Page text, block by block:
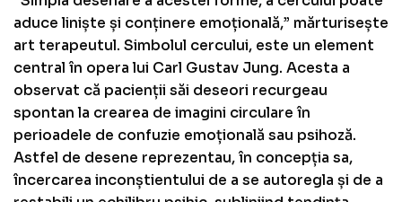
aduce liniște și conținere emoțională,” mărturisește
art terapeutul. Simbolul cercului, este un element
central în opera lui Carl Gustav Jung. Acesta a
observat că pacienții săi deseori recurgeau
spontan la crearea de imagini circulare în
perioadele de confuzie emoțională sau psihoză.
Astfel de desene reprezentau, în concepția sa,
încercarea inconștientului de a se autoregla și de a